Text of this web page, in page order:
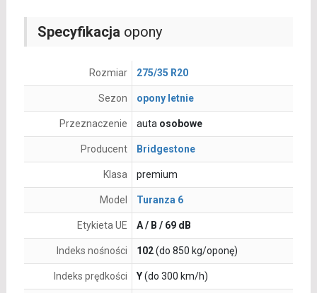
Specyfikacja opony
Rozmiar 275/35 R20
Sezon opony letnie
Przeznaczenie auta osobowe
Producent Bridgestone
Klasa premium
Model Turanza 6
Etykieta UE A / B / 69 dB
Indeks nośności 102(do 850 kg/oponę)
Indeks prędkości Y(do 300 km/h)